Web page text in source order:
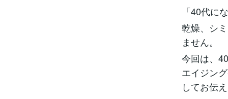
「40代に
乾燥、シ
ません。
今回は、
エイジン
してお伝